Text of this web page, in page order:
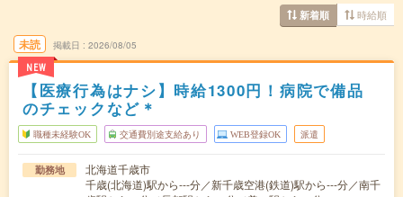
新着順 時給順
未読
NEW
掲載日 2026/08/05
【医療行為はナシ】時給1300円！病院で備品
のチェックなど＊
職種未経験OK 交通費別途支給あり WEB登録OK 派遣
勤務地
北海道千歳市
千歳(北海道)駅から---分／新千歳空港(鉄道)駅から---分／南千